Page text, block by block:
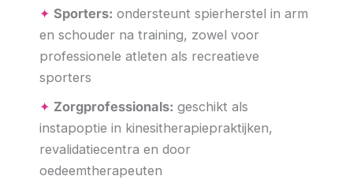
✦ Sporters: ondersteunt spierherstel in arm
en schouder na training, zowel voor
professionele atleten als recreatieve
sporters
✦ Zorgprofessionals: geschikt als
instapoptie in kinesitherapiepraktijken,
revalidatiecentra en door
oedeemtherapeuten